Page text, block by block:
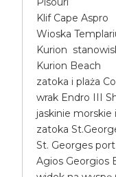
Klif Cape Aspro
Wioska
Kurion
Kurion Beach
zatoka i plaża
wrak Endro III
jaskinie morskie
zatoka
St. Georges port
Agios Georgios